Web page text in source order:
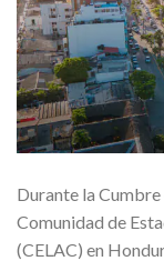
Durante la
Comunidad de
(CELAC) en